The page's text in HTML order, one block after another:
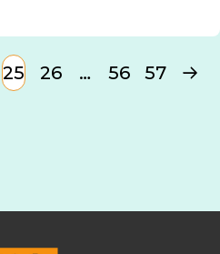
25 26 … 56 57